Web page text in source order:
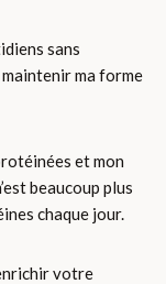
sans
ma forme
et mon
beaucoup plus
chaque jour.
votre